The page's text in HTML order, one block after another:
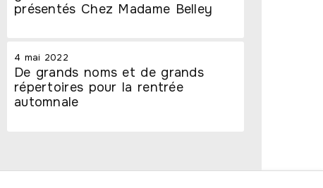
présentés Chez Madame Belley
4 mai 2022
De grands noms et de grands
répertoires pour la rentrée
automnale